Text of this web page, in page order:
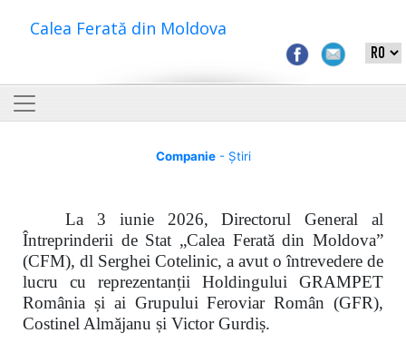
Calea Ferată din Moldova
Companie- Știri
La 3 iunie 2026, Directorul General al
Întreprinderii de Stat „Calea Ferată din Moldova”
(CFM), dl Serghei Cotelinic, a avut o întrevedere de
lucru cu reprezentanții Holdingului GRAMPET
România și ai Grupului Feroviar Român (GFR),
Costinel Almăjanu și Victor Gurdiș.